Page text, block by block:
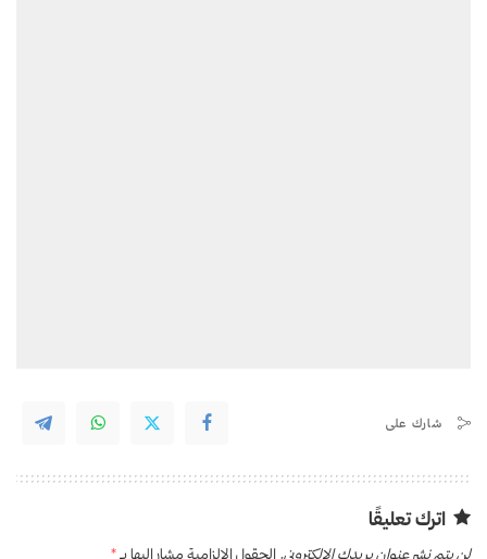
شارك على
اترك تعليقًا
لن يتم نشر عنوان بريدك الإلكتروني. الحقول الإلزامية مشار إليها بـ*